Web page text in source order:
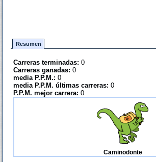
Resumen
Carreras terminadas: 0
Carreras ganadas: 0
media P.P.M.: 0
media P.P.M. últimas carreras: 0
P.P.M. mejor carrera: 0
Caminodonte